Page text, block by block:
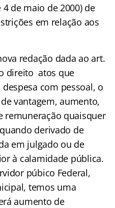
de maio de 2000) de
em relação aos
redação dada ao art.
direito atos que
com pessoal, o
vantagem, aumento,
remuneração quaisquer
derivado de
em julgado ou de
à calamidade pública.
púbico Federal,
temos uma
aumento de